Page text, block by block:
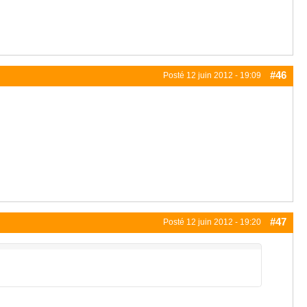
Posté 12 juin 2012 - 19:09 #46
Posté 12 juin 2012 - 19:20 #47